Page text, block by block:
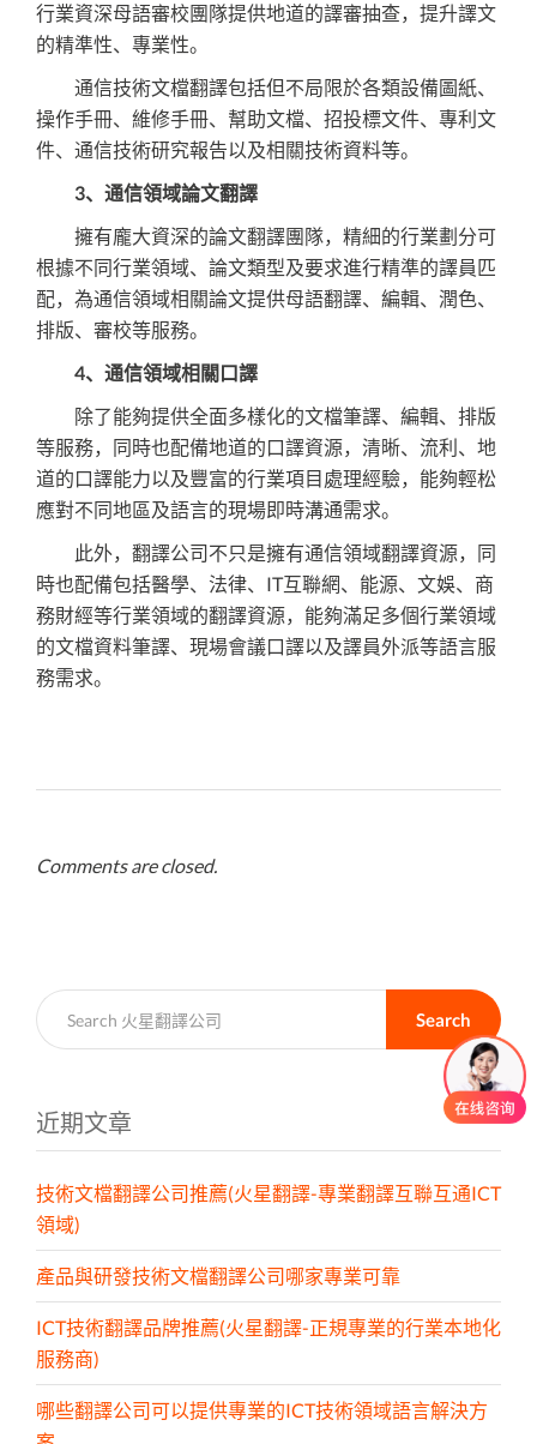
行業資深母語審校團隊提供地道的譯審抽查，提升譯文
的精準性、專業性。
通信技術文檔翻譯包括但不局限於各類設備圖紙、
操作手冊、維修手冊、幫助文檔、招投標文件、專利文
件、通信技術研究報告以及相關技術資料等。
3、通信領域論文翻譯
擁有龐大資深的論文翻譯團隊，精細的行業劃分可
根據不同行業領域、論文類型及要求進行精準的譯員匹
配，為通信領域相關論文提供母語翻譯、編輯、潤色、
排版、審校等服務。
4、通信領域相關口譯
除了能夠提供全面多樣化的文檔筆譯、編輯、排版
等服務，同時也配備地道的口譯資源，清晰、流利、地
道的口譯能力以及豐富的行業項目處理經驗，能夠輕松
應對不同地區及語言的現場即時溝通需求。
此外，翻譯公司不只是擁有通信領域翻譯資源，同
時也配備包括醫學、法律、IT互聯網、能源、文娛、商
務財經等行業領域的翻譯資源，能夠滿足多個行業領域
的文檔資料筆譯、現場會議口譯以及譯員外派等語言服
務需求。
Comments are closed.
Search
近期文章
技術文檔翻譯公司推薦(火星翻譯-專業翻譯互聯互通ICT
領域)
產品與研發技術文檔翻譯公司哪家專業可靠
ICT技術翻譯品牌推薦(火星翻譯-正規專業的行業本地化
服務商)
哪些翻譯公司可以提供專業的ICT技術領域語言解決方